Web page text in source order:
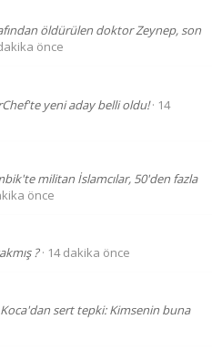
öldürülen doktor Zeynep, son
önce
yeni aday belli oldu!
14
militan İslamcılar, 50'den fazla
önce
? 14 dakika önce
sert tepki: Kimsenin buna